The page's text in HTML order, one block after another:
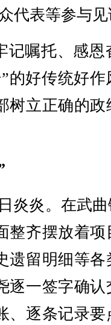
代表等参与
记嘱托、感恩
的好传统好
树立正确的
炎炎。在武
整齐摆放着
遗留明细等
逐一签字确
、逐条记录